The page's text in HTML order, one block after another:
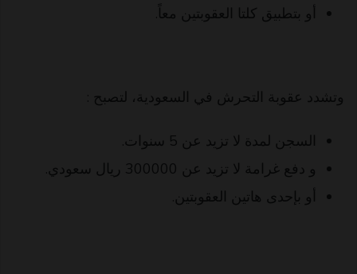
أو بتطبيق كلتا العقوبتين معاً.
وتشدد عقوبة التحرش في السعودية، لتصبح :
السجن لمدة لا تزيد عن 5 سنوات.
و دفع غرامة لا تزيد عن 300000 ريال سعودي.
أو بإحدى هاتين العقوبتين.